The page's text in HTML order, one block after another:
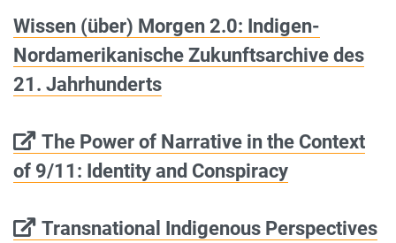
Wissen (über) Morgen 2.0: Indigen-
Nordamerikanische Zukunftsarchive des
21. Jahrhunderts
The Power of Narrative in the Context
of 9/11: Identity and Conspiracy
Transnational Indigenous Perspectives